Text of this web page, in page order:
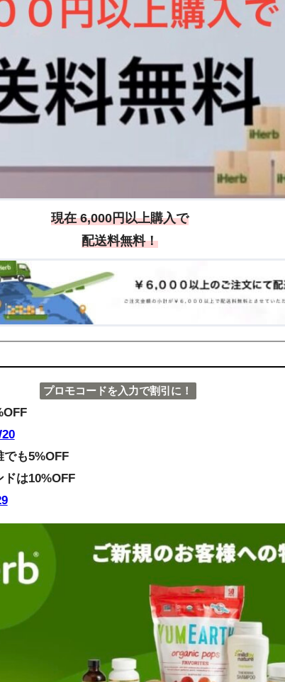
現在 6,000円以上購入で
配送料無料！
プロモコードを入力で割引に！
でも5%OFF
は10%OFF